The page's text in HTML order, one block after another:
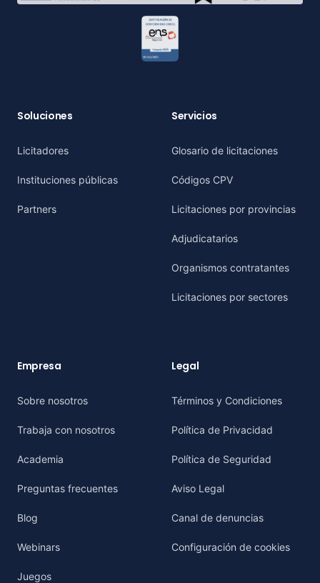
Soluciones
Licitadores
Instituciones públicas
Partners
Servicios
Glosario de licitaciones
Códigos CPV
Licitaciones por provincias
Adjudicatarios
Organismos contratantes
Licitaciones por sectores
Empresa
Sobre nosotros
Trabaja con nosotros
Academia
Preguntas frecuentes
Blog
Webinars
Juegos
Legal
Términos y Condiciones
Política de Privacidad
Política de Seguridad
Aviso Legal
Canal de denuncias
Configuración de cookies